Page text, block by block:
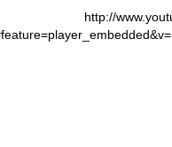
http://